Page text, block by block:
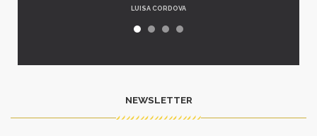
LUISA CORDOVA
NEWSLETTER